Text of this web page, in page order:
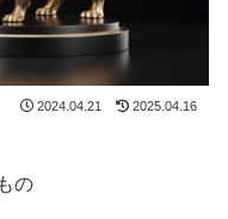
2024.04.21 2025.04.16
の